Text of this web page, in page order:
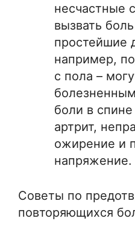
несчастные
вызвать
простейшие
например,
с пола –
боли в
артрит,
ожирение и
напряжение.
Советы по
повторяющихся